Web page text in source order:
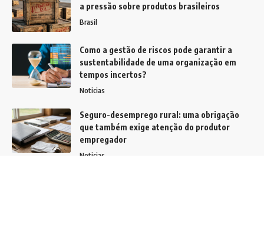
a pressão sobre produtos brasileiros
Brasil
Como a gestão de riscos pode garantir a
sustentabilidade de uma organização em
tempos incertos?
Noticias
Seguro-desemprego rural: uma obrigação
que também exige atenção do produtor
empregador
Noticias